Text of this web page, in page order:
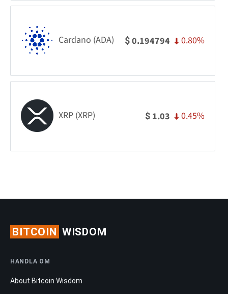
Cardano (ADA) $0.194794 0.80%
XRP (XRP) $ 1.03 0.45%
BITCOIN WISDOM
HANDLA OM
About Bitcoin Wisdom